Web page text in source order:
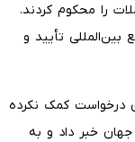
را محکوم کردند.
بین‌المللی تأیید و
درخواست کمک نکرده
داوطلبانه از ۱۸ کشور جهان خبر داد و به